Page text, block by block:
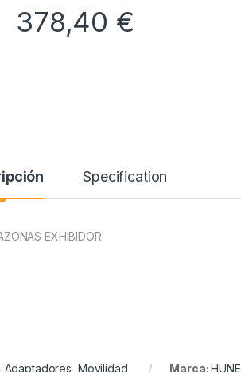
378,40 €
Specification
EXHIBIDOR
Adaptadores Movilidad Marca:HUNE